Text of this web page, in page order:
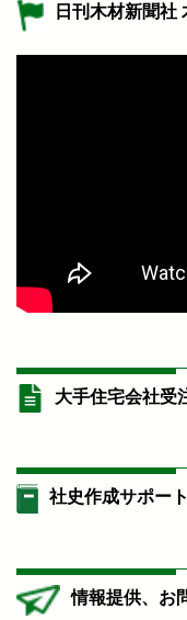
日刊木材新聞社
大手住宅会社受
社史作成サポー
情報提供、お